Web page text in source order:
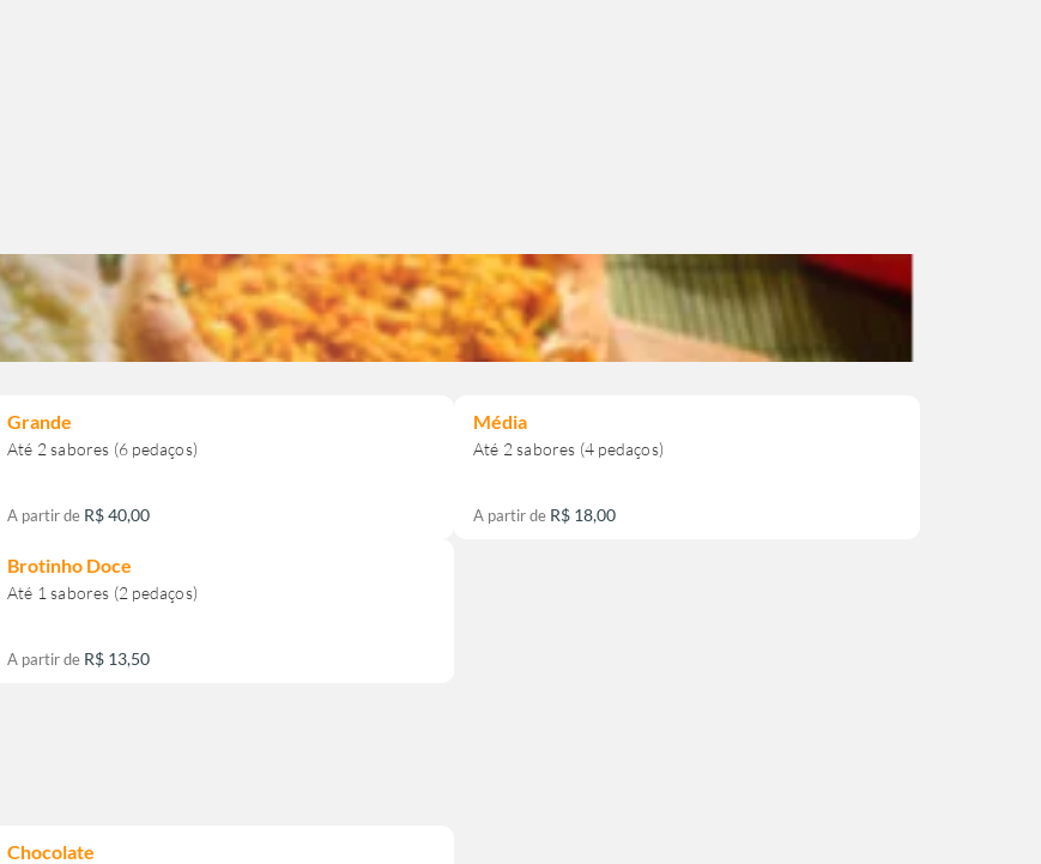
Grande
A partir de R$ 40,00
Média
A partir de R$ 18,00
Brotinho Doce
A partir de R$ 13,50
Chocolate